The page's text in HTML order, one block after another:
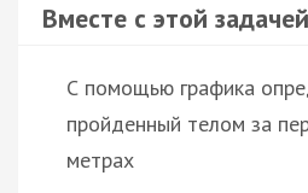
Вместе с этой
С помощью графика
пройденный телом за
метрах